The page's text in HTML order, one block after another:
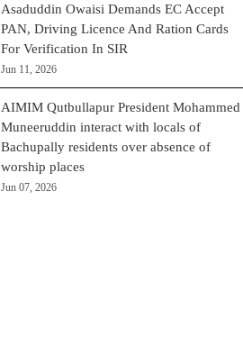
Asaduddin Owaisi Demands EC Accept
PAN, Driving Licence And Ration Cards
For Verification In SIR
Jun 11, 2026
AIMIM Qutbullapur President Mohammed
Muneeruddin interact with locals of
Bachupally residents over absence of
worship places
Jun 07, 2026